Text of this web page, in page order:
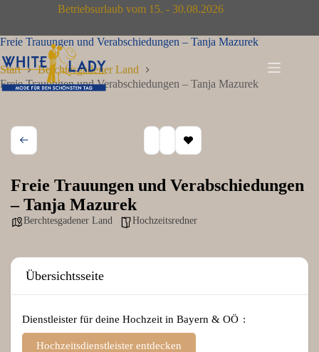
Betriebsurlaub vom 15. - 30.08.2026
Freie Trauungen und Verabschiedungen – Tanja Mazurek
Start
Berchtesgadener Land
Freie Trauungen und Verabschiedungen – Tanja Mazurek
Freie Trauungen und Verabschiedungen
– Tanja Mazurek
Berchtesgadener Land Hochzeitsredner
Übersichtsseite
Dienstleister für deine Hochzeit in Bayern & OÖ
Hochzeitsdienstleister entdecken